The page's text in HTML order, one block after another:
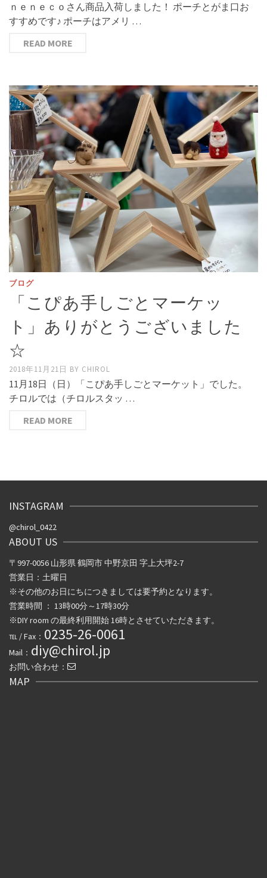
ｎｅｎｅｃｏさん商品入荷しました！ ポーチとがま口お
すすめです♪ ポーチはアメリ …
READ MORE
ブログ
「こぴあ手しごとマーケッ
ト」ありがとうございました
☆
2018年11月21日 BY CHIROL
11月18日（日）「こぴあ手しごとマーケット」でした。
チロルでは（チロルスタッ …
READ MORE
INSTAGRAM
@chirol_0422
ABOUT US
〒997-0056 山形県 鶴岡市 中野京田 字上大坪2-7
営業日：土曜日
※その他のお日にちにつきましては要予約となります。
営業時間 ： 13時00分～17時30分
※DIY room の最終利用開始 16時とさせていただきます。
℡ / Fax： 0235-26-0061
Mail： diy@chirol.jp
お問い合わせ：
MAP